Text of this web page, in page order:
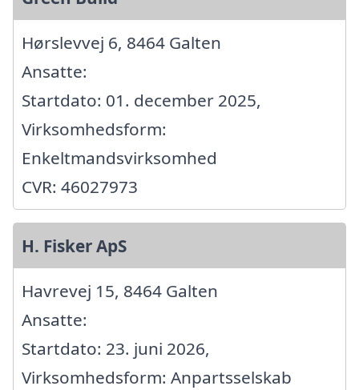
Hørslevvej 6, 8464 Galten
Ansatte:
Startdato: 01. december 2025,
Virksomhedsform:
Enkeltmandsvirksomhed
CVR: 46027973
H. Fisker ApS
Havrevej 15, 8464 Galten
Ansatte:
Startdato: 23. juni 2026,
Virksomhedsform: Anpartsselskab